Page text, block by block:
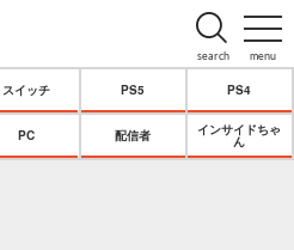
menu
search
スイッチ PS5 PS4
PC 配信者
インサイドちゃ
ん